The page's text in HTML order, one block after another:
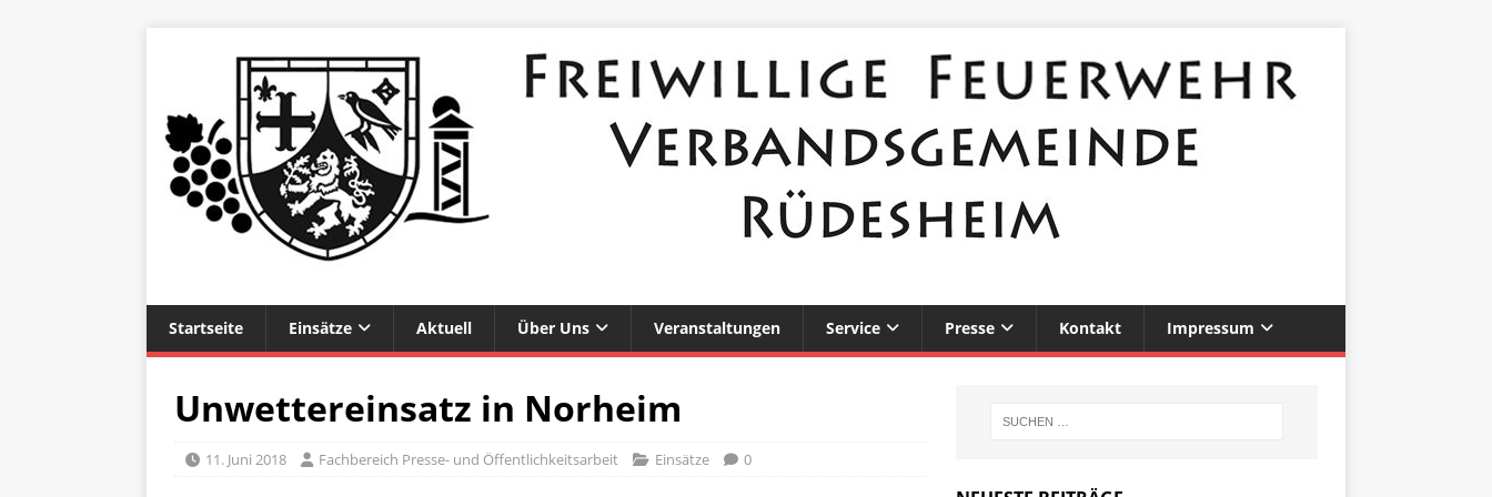
Startseite Einsätze Aktuell Über Uns Veranstaltungen Service Presse Kontakt Impressum
Unwettereinsatz in Norheim
11. Juni 2018 Fachbereich Presse- und Öffentlichkeitsarbeit Einsätze 0